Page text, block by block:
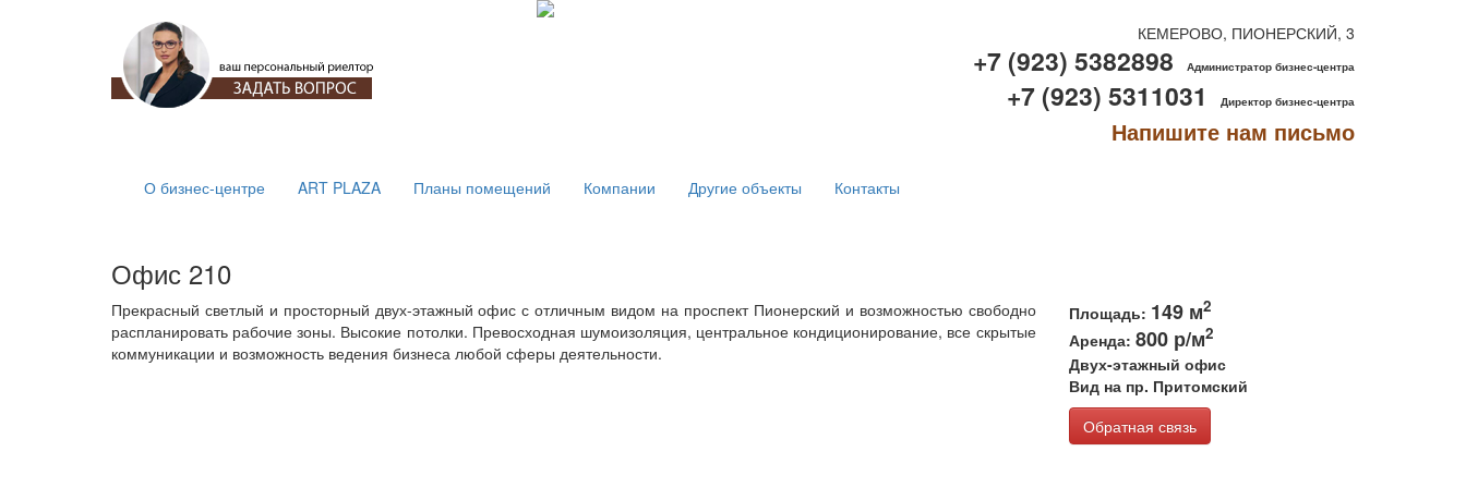
КЕМЕРОВО, ПИОНЕРСКИЙ, 3
+7 (923) 5382898 Администратор бизнес-центра
+7 (923) 5311031 Директор бизнес-центра
Напишите нам письмо
О бизнес-центре ART PLAZA Планы помещений Компании Другие объекты Контакты
Офис 210
Прекрасный светлый и просторный двух-этажный офис с отличным видом на проспект Пионерский и возможностью свободно
распланировать рабочие зоны. Высокие потолки. Превосходная шумоизоляция, центральное кондиционирование, все скрытые
коммуникации и возможность ведения бизнеса любой сферы деятельности.
Площадь: 149 м2
Аренда: 800 р/м2
Двух-этажный офис
Вид на пр. Притомский
Обратная связь